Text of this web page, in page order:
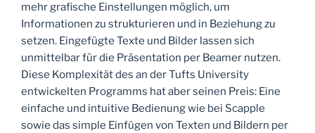
mehr grafische Einstellungen möglich, um
Informationen zu strukturieren und in Beziehung zu
setzen. Eingefügte Texte und Bilder lassen sich
unmittelbar für die Präsentation per Beamer nutzen.
Diese Komplexität des an der Tufts University
entwickelten Programms hat aber seinen Preis: Eine
einfache und intuitive Bedienung wie bei Scapple
sowie das simple Einfügen von Texten und Bildern per